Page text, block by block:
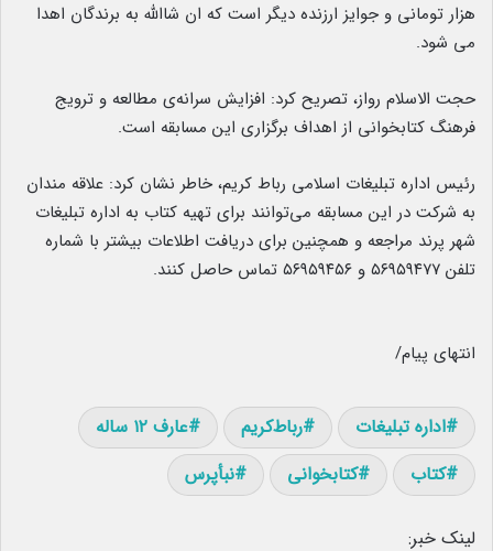
هزار تومانی و جوایز ارزنده دیگر است که ان شاالله به برندگان اهدا
می شود.
حجت الاسلام رواز، تصریح کرد: افزایش سرانه‌ی مطالعه و ترویج
فرهنگ کتابخوانی از اهداف برگزاری این مسابقه است.
رئیس اداره تبلیغات اسلامی رباط کریم، خاطر نشان کرد: علاقه مندان
به شرکت در این مسابقه می‌توانند برای تهیه کتاب به اداره تبلیغات
شهر پرند مراجعه و همچنین برای دریافت اطلاعات بیشتر با شماره
تلفن ۵۶۹۵۹۴۷۷ و ۵۶۹۵۹۴۵۶ تماس حاصل کنند.
انتهای پیام/
اداره تبلیغات رباط‌کریم
عارف ۱۲ ساله
کتاب
کتابخوانی نبأپرس
لینک خبر: